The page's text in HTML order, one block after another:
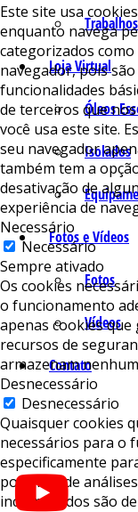
Trabalhos
Loja Virtual
Óleos
Isolados
Fotos e Vídeos
Fotos
Vídeos
Contato
Este site usa
enquanto navega
categorizados
navegador, pois
funcionalidades
de terceiros que
você usa este site.
seu navegador
também tem a
desativação de
experiência de
Necessário
Necessário
Sempre ativado
Os cookies
o funcionamento
apenas cookies
recursos de
armazenam
Desnecessário
Desnecessário
Quaisquer cookies
necessários para o
especificamente
por meio de
incorporados são